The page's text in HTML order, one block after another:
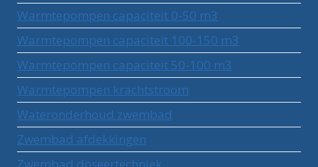
Warmtepompen capaciteit 0-50 m3
Warmtepompen capaciteit 100-150 m3
Warmtepompen capaciteit 50-100 m3
Warmtepompen krachtstroom
Wateronderhoud zwembad
Zwembad afdekkingen
Zwembad doseertechniek